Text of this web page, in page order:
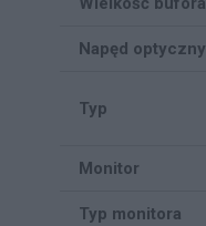
Napęd optyczny
Typ
Monitor
Typ monitora